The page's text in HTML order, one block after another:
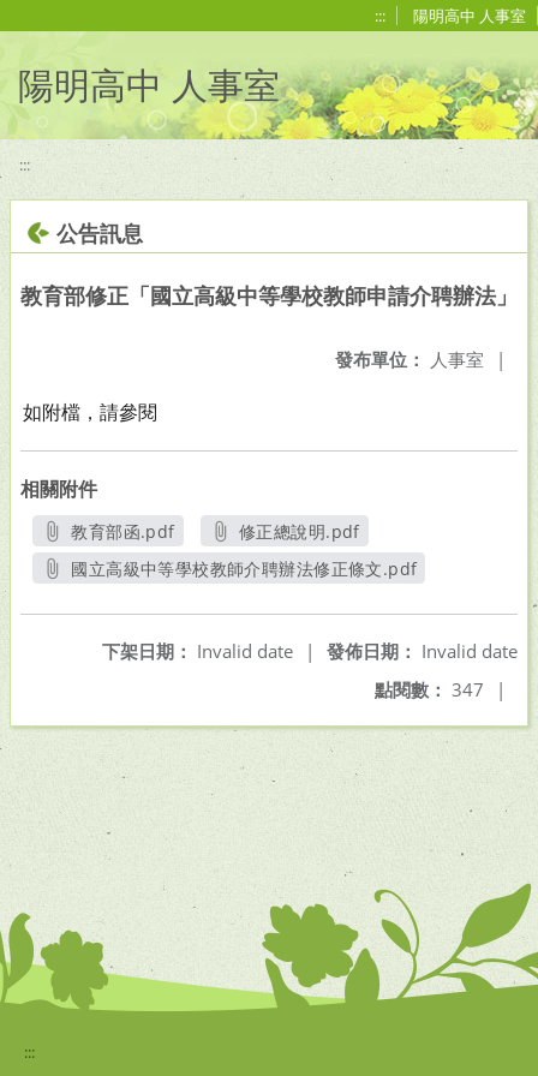
::: 陽明高中 人事室
陽明高中 人事室
:::
公告訊息
教育部修正「國立高級中等學校教師申請介聘辦法」
發布單位： 人事室 |
如附檔，請參閱
相關附件
教育部函.pdf
另開新視窗
修正總說明.pdf
另開新視窗
國立高級中等學校教師介聘辦法修正條文.pdf
發佈日期： Invalid date
下架日期： Invalid date
|
點閱數： 347 |
:::